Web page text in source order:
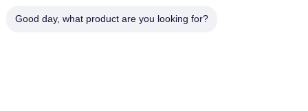
Good day, what product are you looking for?